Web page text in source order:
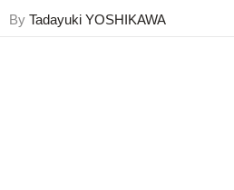
By Tadayuki YOSHIKAWA